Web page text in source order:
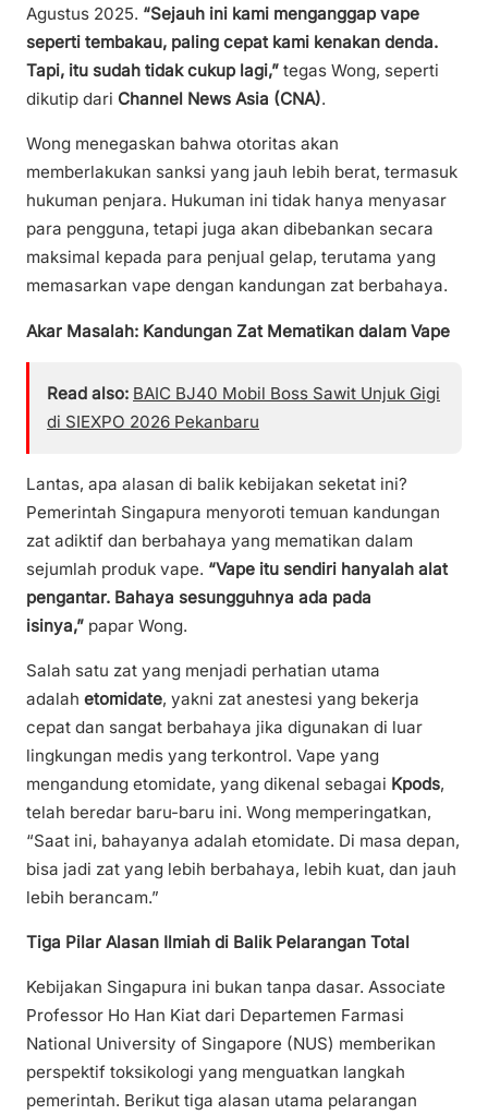
Agustus 2025. “Sejauh ini kami menganggap vape
seperti tembakau, paling cepat kami kenakan denda.
Tapi, itu sudah tidak cukup lagi,” tegas Wong, seperti
dikutip dari Channel News Asia (CNA).
Wong menegaskan bahwa otoritas akan
memberlakukan sanksi yang jauh lebih berat, termasuk
hukuman penjara. Hukuman ini tidak hanya menyasar
para pengguna, tetapi juga akan dibebankan secara
maksimal kepada para penjual gelap, terutama yang
memasarkan vape dengan kandungan zat berbahaya.
Akar Masalah: Kandungan Zat Mematikan dalam Vape
Read also: BAIC BJ40 Mobil Boss Sawit Unjuk Gigi
di SIEXPO 2026 Pekanbaru
Lantas, apa alasan di balik kebijakan seketat ini?
Pemerintah Singapura menyoroti temuan kandungan
zat adiktif dan berbahaya yang mematikan dalam
sejumlah produk vape. “Vape itu sendiri hanyalah alat
pengantar. Bahaya sesungguhnya ada pada
isinya,” papar Wong.
Salah satu zat yang menjadi perhatian utama
adalah etomidate, yakni zat anestesi yang bekerja
cepat dan sangat berbahaya jika digunakan di luar
lingkungan medis yang terkontrol. Vape yang
mengandung etomidate, yang dikenal sebagai Kpods,
telah beredar baru-baru ini. Wong memperingatkan,
“Saat ini, bahayanya adalah etomidate. Di masa depan,
bisa jadi zat yang lebih berbahaya, lebih kuat, dan jauh
lebih berancam.”
Tiga Pilar Alasan Ilmiah di Balik Pelarangan Total
Kebijakan Singapura ini bukan tanpa dasar. Associate
Professor Ho Han Kiat dari Departemen Farmasi
National University of Singapore (NUS) memberikan
perspektif toksikologi yang menguatkan langkah
pemerintah. Berikut tiga alasan utama pelarangan